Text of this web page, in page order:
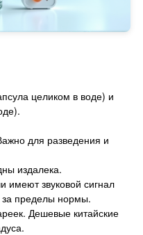
целиком в воде) и
для разведения и
издалека.
имеют звуковой сигнал
пределы нормы.
Дешевые китайские